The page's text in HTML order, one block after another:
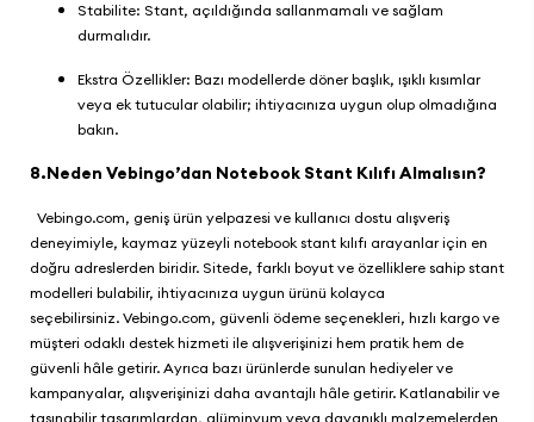
Stabilite: Stant, açıldığında sallanmamalı ve sağlam
durmalıdır.
Ekstra Özellikler: Bazı modellerde döner başlık, ışıklı kısımlar
veya ek tutucular olabilir; ihtiyacınıza uygun olup olmadığına
bakın.
8.Neden Vebingo’dan Notebook Stant Kılıfı Almalısın?
Vebingo.com, geniş ürün yelpazesi ve kullanıcı dostu alışveriş
deneyimiyle, kaymaz yüzeyli notebook stant kılıfı arayanlar için en
doğru adreslerden biridir. Sitede, farklı boyut ve özelliklere sahip stant
modelleri bulabilir, ihtiyacınıza uygun ürünü kolayca
seçebilirsiniz. Vebingo.com, güvenli ödeme seçenekleri, hızlı kargo ve
müşteri odaklı destek hizmeti ile alışverişinizi hem pratik hem de
güvenli hâle getirir. Ayrıca bazı ürünlerde sunulan hediyeler ve
kampanyalar, alışverişinizi daha avantajlı hâle getirir. Katlanabilir ve
taşınabilir tasarımlardan, alüminyum veya dayanıklı malzemelerden